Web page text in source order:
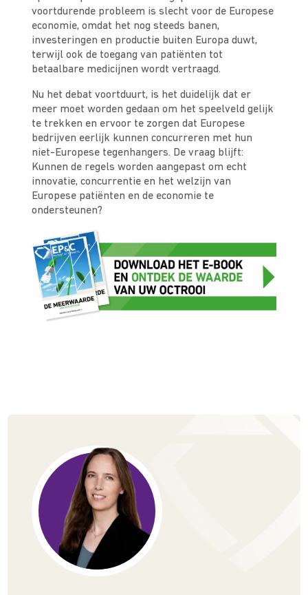
voortdurende probleem is slecht voor de Europese
economie, omdat het nog steeds banen,
investeringen en productie buiten Europa duwt,
terwijl ook de toegang van patiënten tot
betaalbare medicijnen wordt vertraagd.
Nu het debat voortduurt, is het duidelijk dat er
meer moet worden gedaan om het speelveld gelijk
te trekken en ervoor te zorgen dat Europese
bedrijven eerlijk kunnen concurreren met hun
niet-Europese tegenhangers. De vraag blijft:
Kunnen de regels worden aangepast om echt
innovatie, concurrentie en het welzijn van
Europese patiënten en de economie te
ondersteunen?